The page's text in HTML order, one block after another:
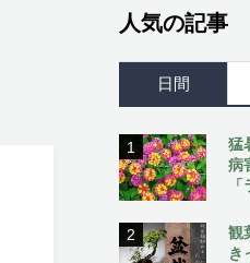
人気の記事
日間
1
猛
病
2
観
き